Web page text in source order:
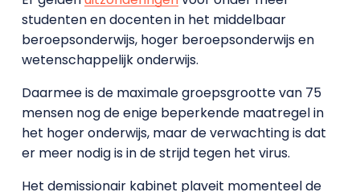
studenten en docenten in het middelbaar
beroepsonderwijs, hoger beroepsonderwijs en
wetenschappelijk onderwijs.
Daarmee is de maximale groepsgrootte van 75
mensen nog de enige beperkende maatregel in
het hoger onderwijs, maar de verwachting is dat
er meer nodig is in de strijd tegen het virus.
Het demissionair kabinet plaveit momenteel de